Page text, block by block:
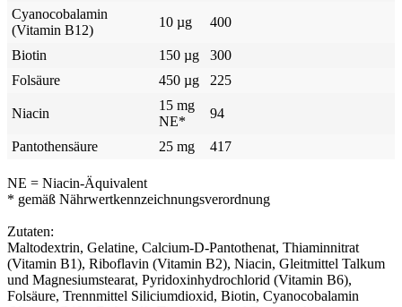
Cyanocobalamin
(Vitamin B12)
10 µg 400
Biotin 150 µg
300
Folsäure
450 µg 225
Niacin
15 mg
NE*
94
Pantothensäure 25 mg 417
NE = Niacin-Äquivalent
* gemäß Nährwertkennzeichnungsverordnung
Zutaten:
Maltodextrin, Gelatine, Calcium-D-Pantothenat, Thiaminnitrat
(Vitamin B1), Riboflavin (Vitamin B2), Niacin, Gleitmittel Talkum
und Magnesiumstearat, Pyridoxinhydrochlorid (Vitamin B6),
Folsäure, Trennmittel Siliciumdioxid, Biotin, Cyanocobalamin